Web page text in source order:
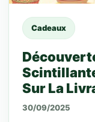
Cadeaux
Sur La
30/09/2025